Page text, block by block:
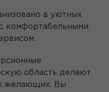
в уютных
комфортабельными
область делают
желающих. Вы